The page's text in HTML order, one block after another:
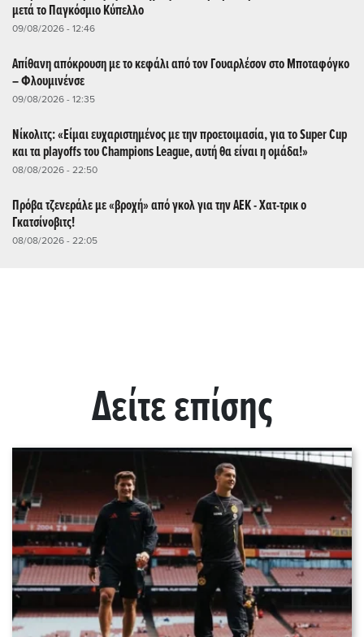
μετά το Παγκόσμιο Κύπελλο
09/08/2026 - 12:46
Απίθανη απόκρουση με το κεφάλι από τον Γουαρλέσον στο Μποταφόγκο
– Φλουμινένσε
09/08/2026 - 12:35
Νίκολιτς: «Είμαι ευχαριστημένος με την προετοιμασία, για το Super Cup
και τα playoffs του Champions League, αυτή θα είναι η ομάδα!»
08/08/2026 - 22:50
Πρόβα τζενεράλε με «βροχή» από γκολ για την ΑΕΚ - Χατ-τρικ ο
Γκατσίνοβιτς!
08/08/2026 - 22:05
Δείτε επίσης